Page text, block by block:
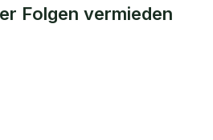
Folgen vermieden